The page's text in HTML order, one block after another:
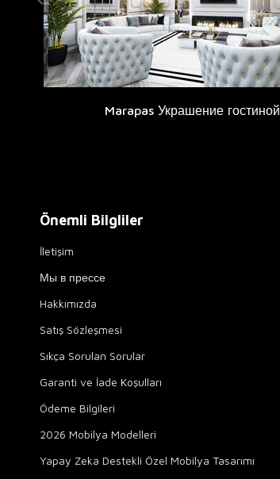
Marapas Украшение гостиной
Önemli Bilgliler
İletişim
Мы в прессе
Hakkımızda
Satış Sözleşmesi
Sıkça Sorulan Sorular
Garanti ve İade Koşulları
Ödeme Bilgileri
2026 Mobilya Modelleri
Yapay Zeka Destekli Özel Mobilya Tasarımı